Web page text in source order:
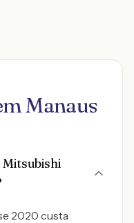
Manaus
Mitsubishi
2020 custa